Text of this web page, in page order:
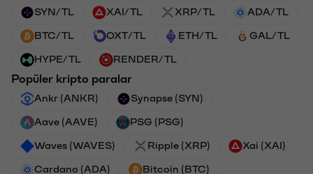
SYN/TL XAI/TL XRP/TL ADA/TL
BTC/TL OXT/TL ETH/TL GAL/TL
HYPE/TL RENDER/TL
Popüler kripto paralar
Ankr (ANKR) Synapse (SYN)
Aave (AAVE) PSG (PSG)
Waves (WAVES) Ripple (XRP) Xai (XAI)
Cardano (ADA) Bitcoin (BTC)